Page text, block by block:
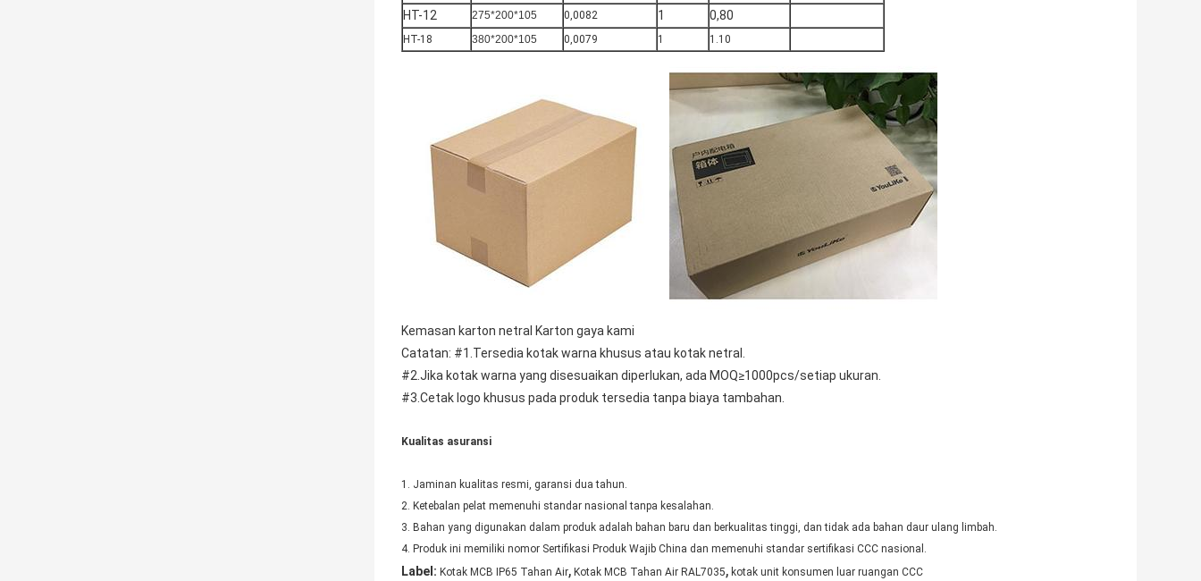
HT-12
275*200*105 0,0082 1 0,80
HT-18 380*200*105 0,0079 1 1.10
Kemasan karton netral Karton gaya kami
Catatan: #1.Tersedia kotak warna khusus atau kotak netral.
#2.Jika kotak warna yang disesuaikan diperlukan, ada MOQ≥1000pcs/setiap ukuran.
#3.Cetak logo khusus pada produk tersedia tanpa biaya tambahan.
Kualitas asuransi
1. Jaminan kualitas resmi, garansi dua tahun.
2. Ketebalan pelat memenuhi standar nasional tanpa kesalahan.
3. Bahan yang digunakan dalam produk adalah bahan baru dan berkualitas tinggi, dan tidak ada bahan daur ulang limbah.
4. Produk ini memiliki nomor Sertifikasi Produk Wajib China dan memenuhi standar sertifikasi CCC nasional.
Label: Kotak MCB IP65 Tahan Air, Kotak MCB Tahan Air RAL7035, kotak unit konsumen luar ruangan CCC